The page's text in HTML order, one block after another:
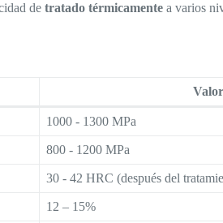
detratado térmicamente a varios
Valor
1000 - 1300 MPa
800 - 1200 MPa
30 - 42 HRC (después del
12 – 15%